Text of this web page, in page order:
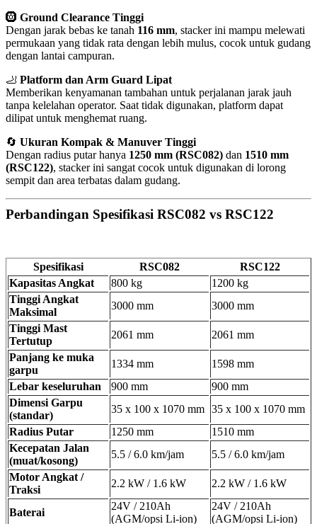
🛞 Ground Clearance Tinggi
Dengan jarak bebas ke tanah 116 mm, stacker ini mampu melewati
permukaan yang tidak rata dengan lebih mulus, cocok untuk gudang
dengan lantai campuran.
🦶 Platform dan Arm Guard Lipat
Memberikan kenyamanan tambahan untuk perjalanan jarak jauh
tanpa kelelahan operator. Saat tidak digunakan, platform dapat
dilipat untuk menghemat ruang.
🔄 Ukuran Kompak & Manuver Tinggi
Dengan radius putar hanya 1250 mm (RSC082) dan 1510 mm
(RSC122), stacker ini sangat cocok untuk digunakan di lorong
sempit dan area terbatas dalam gudang.
Perbandingan Spesifikasi RSC082 vs RSC122
Spesifikasi RSC082
RSC122
Kapasitas Angkat
800 kg
1200 kg
Tinggi Angkat
Maksimal
3000 mm
3000 mm
Tinggi Mast
Tertutup
2061 mm
2061 mm
Panjang ke muka
garpu
1334 mm
1598 mm
Lebar keseluruhan
900 mm
900 mm
Dimensi Garpu
(standar)
35 x 100 x 1070 mm 35 x 100 x 1070 mm
Radius Putar
1250 mm
1510 mm
Kecepatan Jalan
(muat/kosong)
5.5 / 6.0 km/jam
5.5 / 6.0 km/jam
Motor Angkat /
Traksi
2.2 kW / 1.6 kW 2.2 kW / 1.6 kW
Baterai
24V / 210Ah
(AGM/opsi Li-ion)
24V / 210Ah
(AGM/opsi Li-ion)